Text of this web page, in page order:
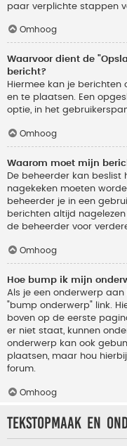
paar verplichte stappen
Omhoog
Waarvoor dient de
bericht?
Hiermee kan je
en te plaatsen. Een
optie, in het
Omhoog
Waarom moet mijn
De beheerder kan
nagekeken moeten
beheerder je in een
berichten altijd
de beheerder voor
Omhoog
Hoe bump ik mijn
Als je een onderwerp
"bump onderwerp" link.
boven op de eerste
er niet staat, kunnen
onderwerp kan ook
plaatsen, maar hou
forum.
Omhoog
Tekstopmaak en